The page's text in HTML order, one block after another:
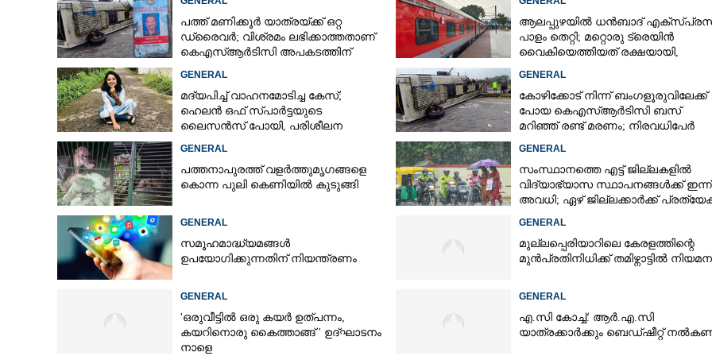
CARTOONS
LITERATURE
CONTACT US
പത്ത് മണിക്കൂർ യാത്രയ്‌ക്ക് ഒറ്റ
ഡ്രൈവർ; വിശ്രമം ലഭിക്കാത്തതാണ്
കെഎസ്‌ആർടിസി അപകടത്തിന്
ആലപ്പുഴയിൽ ധൻബാദ്
പാളം തെറ്റി; മറ്റൊരു ട്രെയിൻ
വൈകിയെത്തിയത് രക്ഷയായി,
GENERAL
മദ്യപിച്ച് വാഹനമോടിച്ച കേസ്;
ഹെലൻ ഒഫ് സ്പാർട്ടയുടെ
ലൈസൻസ് പോയി, പരിശീലന
GENERAL
കോഴിക്കോട് നിന്ന് ബംഗളൂരുവിലേക്ക്
പോയ കെഎസ്‌ആർടിസി ബസ്
മറിഞ്ഞ് രണ്ട് മരണം; നിരവധിപേർ
GENERAL
പത്തനാപുരത്ത് വളർത്തുമൃഗങ്ങളെ
കൊന്ന പുലി കെണിയിൽ കുടുങ്ങി
GENERAL
സംസ്ഥാനത്തെ എട്ട് ജില്ലകളിൽ
വിദ്യാഭ്യാസ സ്ഥാപനങ്ങൾക്ക് ഇന്ന്
അവധി; ഏഴ് ജില്ലക്കാർക്ക്
GENERAL
സമൂഹമാദ്ധ്യമങ്ങൾ
ഉപയോഗിക്കുന്നതിന് നിയന്ത്രണം
GENERAL
മുല്ലപ്പെരിയാറിലെ കേരളത്തിന്റെ
മുൻപ്രതിനിധിക്ക് തമിഴ്നാട്ടിൽ
GENERAL
'ഒരുവീട്ടിൽ ഒരു കയർ ഉത്പന്നം,
കയറിനൊരു കൈത്താങ്ങ് ' ഉദ്ഘാടനം
നാളെ
GENERAL
എ.സി കോച്ച്: ആർ.എ.സി
യാത്രക്കാർക്കും ബെഡ്ഷീറ്റ്